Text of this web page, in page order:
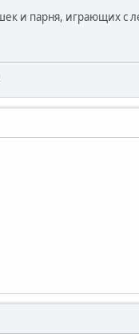
и парня, играющих с